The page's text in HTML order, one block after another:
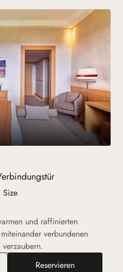
Size
und raffinierten
verbundenen
Zimmer mit Verbindungstür
Reservieren